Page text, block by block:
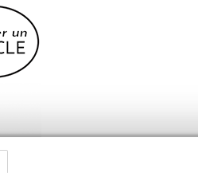
RECHERCHE